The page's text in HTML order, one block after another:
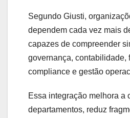
Segundo Giusti,
dependem cada vez mais
capazes de compreender
governança, contabilidade,
compliance e gestão
Essa integração melhora a
departamentos, reduz